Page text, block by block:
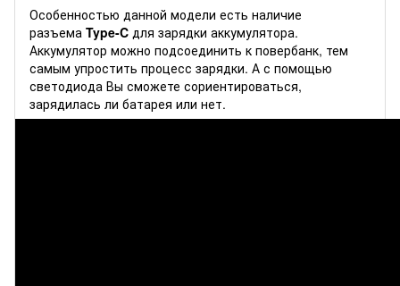
Особенностью данной модели есть наличие
разъема Type-C для зарядки аккумулятора.
Аккумулятор можно подсоединить к повербанк, тем
самым упростить процесс зарядки. А с помощью
светодиода Вы сможете сориентироваться,
зарядилась ли батарея или нет.